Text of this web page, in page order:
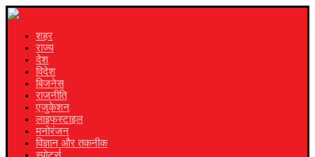
शहर
राज्य
देश
विदेश
बिजनेस
राजनीति
एजुकेशन
लाइफस्टाइल
मनोरंजन
विज्ञान और तकनीक